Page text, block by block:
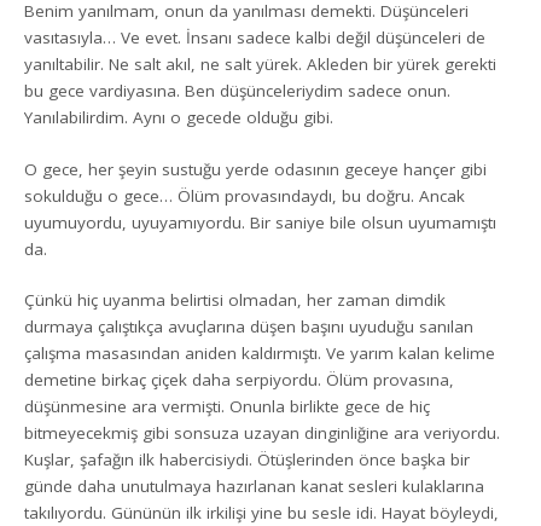
Benim yanılmam, onun da yanılması demekti. Düşünceleri
vasıtasıyla… Ve evet. İnsanı sadece kalbi değil düşünceleri de
yanıltabilir. Ne salt akıl, ne salt yürek. Akleden bir yürek gerekti
bu gece vardiyasına. Ben düşünceleriydim sadece onun.
Yanılabilirdim. Aynı o gecede olduğu gibi.
O gece, her şeyin sustuğu yerde odasının geceye hançer gibi
sokulduğu o gece… Ölüm provasındaydı, bu doğru. Ancak
uyumuyordu, uyuyamıyordu. Bir saniye bile olsun uyumamıştı
da.
Çünkü hiç uyanma belirtisi olmadan, her zaman dimdik
durmaya çalıştıkça avuçlarına düşen başını uyuduğu sanılan
çalışma masasından aniden kaldırmıştı. Ve yarım kalan kelime
demetine birkaç çiçek daha serpiyordu. Ölüm provasına,
düşünmesine ara vermişti. Onunla birlikte gece de hiç
bitmeyecekmiş gibi sonsuza uzayan dinginliğine ara veriyordu.
Kuşlar, şafağın ilk habercisiydi. Ötüşlerinden önce başka bir
günde daha unutulmaya hazırlanan kanat sesleri kulaklarına
takılıyordu. Gününün ilk irkilişi yine bu sesle idi. Hayat böyleydi,